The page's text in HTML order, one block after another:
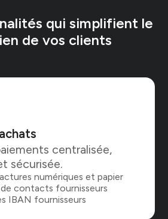
qui simplifient le
de vos clients
centralisée,
sécurisée.
numériques et papier
contacts fournisseurs
IBAN fournisseurs